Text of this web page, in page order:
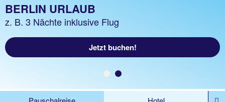
BERLIN URLAUB
z.B. 1 Nacht ohne Flug
Jetzt ab 24 €
BERLIN URLAUB
z. B. 3 Nächte inklusive Flug
Jetzt buchen!